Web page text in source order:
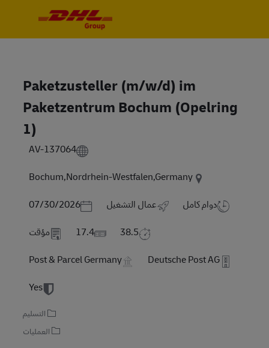
Paketzusteller (m/w/d) im
Paketzentrum Bochum (Opelring
1)
AV-137064
Bochum,Nordrhein-Westfalen,Germany
Posted Date
07/30/2026 عمال التشغيل دوام كامل
مؤقت 17.4 38.5
Post & Parcel Germany Deutsche Post AG
Yes
التسليم
العمليات